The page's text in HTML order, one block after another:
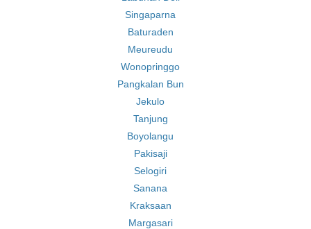
Singaparna
Baturaden
Meureudu
Wonopringgo
Pangkalan Bun
Jekulo
Tanjung
Boyolangu
Pakisaji
Selogiri
Sanana
Kraksaan
Margasari